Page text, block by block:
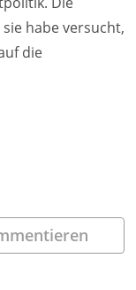
habe versucht,
die